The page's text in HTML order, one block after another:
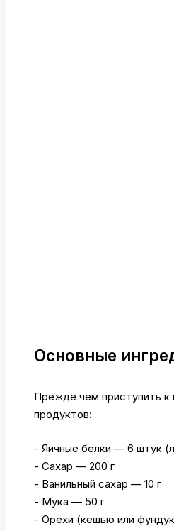
Основные
Прежде чем приступить к
продуктов:
- Яичные белки — 6 штук
- Сахар — 200 г
- Ванильный сахар — 10 г
- Мука — 50 г
- Орехи (кешью или